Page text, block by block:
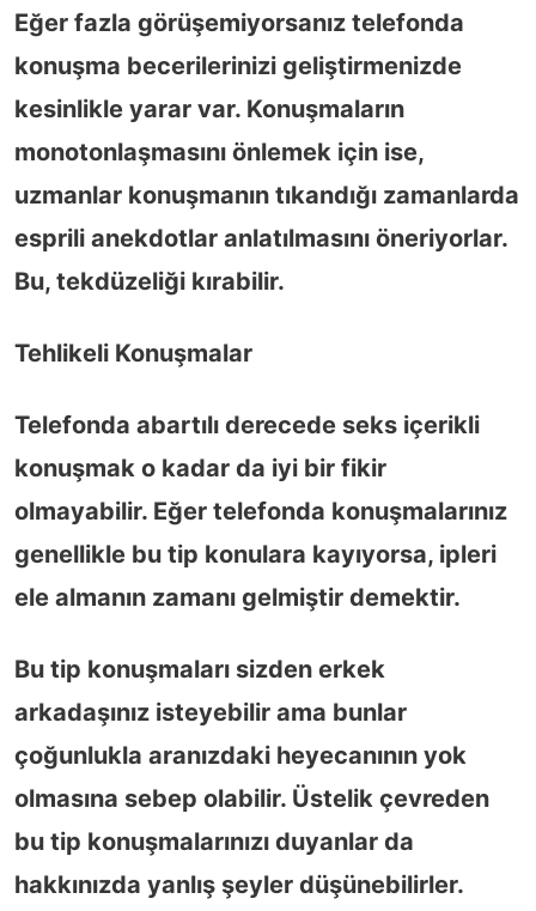
Eğer fazla görüşemiyorsanız telefonda
konuşma becerilerinizi geliştirmenizde
kesinlikle yarar var. Konuşmaların
monotonlaşmasını önlemek için ise,
uzmanlar konuşmanın tıkandığı zamanlarda
esprili anekdotlar anlatılmasını öneriyorlar.
Bu, tekdüzeliği kırabilir.
Tehlikeli Konuşmalar
Telefonda abartılı derecede seks içerikli
konuşmak o kadar da iyi bir fikir
olmayabilir. Eğer telefonda konuşmalarınız
genellikle bu tip konulara kayıyorsa, ipleri
ele almanın zamanı gelmiştir demektir.
Bu tip konuşmaları sizden erkek
arkadaşınız isteyebilir ama bunlar
çoğunlukla aranızdaki heyecanının yok
olmasına sebep olabilir. Üstelik çevreden
bu tip konuşmalarınızı duyanlar da
hakkınızda yanlış şeyler düşünebilirler.